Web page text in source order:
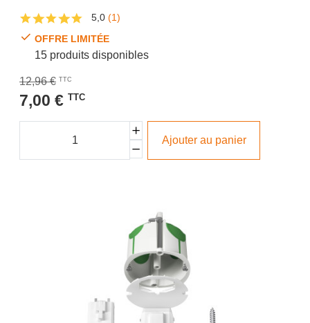
5,0 (1)
OFFRE LIMITÉE
15 produits disponibles
12,96 € TTC
7,00 € TTC
Ajouter au panier